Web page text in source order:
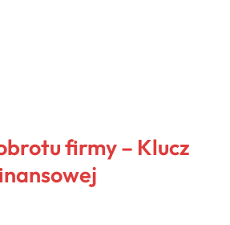
firmy – Klucz